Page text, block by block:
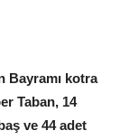
Bayramı kotra
Taban, 14
ve 44 adet